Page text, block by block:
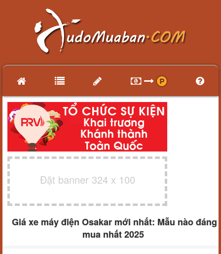
Đặt banner 324 x 100
Giá xe máy điện Osakar mới nhất: Mẫu nào đáng
mua nhất 2025